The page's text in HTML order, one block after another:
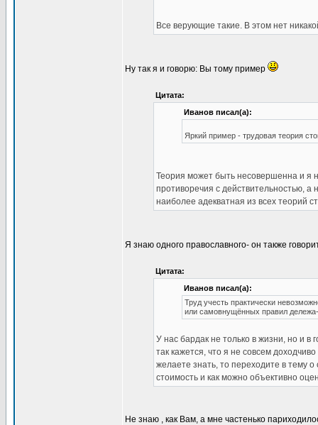
Все верующие такие. В этом нет
Ну так я и говорю: Вы тому пример
Цитата:
Иванов писал(а):
Яркий пример - трудовая теория
Теория может быть несовершенна и я
противоречия с действительностью, а
наиболее адекватная из всех теорий
Я знаю одного православного- он также
Цитата:
Иванов писал(а):
Труд учесть практически
или самовнущённых правил дележа-
У нас бардак не только в жизни, но и в
так кажется, что я не совсем
желаете знать, то переходите в тему
стоимость и как можно объективно
Не знаю , как Вам, а мне частенько